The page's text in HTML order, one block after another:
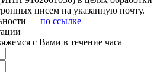
писем на указанную почту.
— по ссылке
с Вами в течение часа